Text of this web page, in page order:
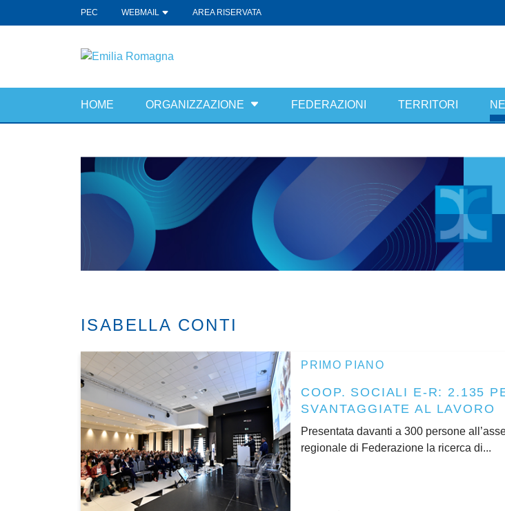
PEC WEBMAIL AREA RISERVATA
HOME ORGANIZZAZIONE FEDERAZIONI TERRITORI
ISABELLA CONTI
PRIMO PIANO
COOP. SOCIALI E-R: 2.135
SVANTAGGIATE AL LAVORO
Presentata davanti a 300 persone
regionale di Federazione la ricerca di...